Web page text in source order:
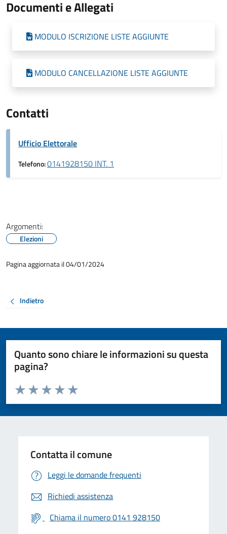
Documenti e Allegati
MODULO ISCRIZIONE LISTE AGGIUNTE
MODULO CANCELLAZIONE LISTE AGGIUNTE
Contatti
Ufficio Elettorale
Telefono:0141928150 INT. 1
Argomenti:
Elezioni
Pagina aggiornata il 04/01/2024
Indietro
Quanto sono chiare le informazioni su questa
pagina?
Valuta da 1 a 5 stelle la pagina
Valuta 5 stelle su 5
Valuta 4 stelle su 5
Valuta 3 stelle su 5
Valuta 2 stelle su 5
Valuta 1 stelle su 5
Contatta il comune
Leggi le domande frequenti
Richiedi assistenza
Chiama il numero 0141 928150